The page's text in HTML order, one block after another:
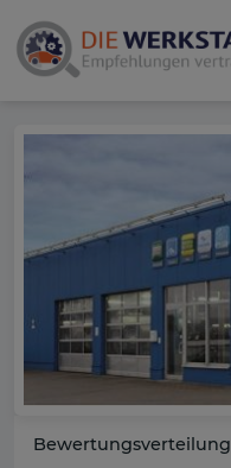
Bewertungsverteilung